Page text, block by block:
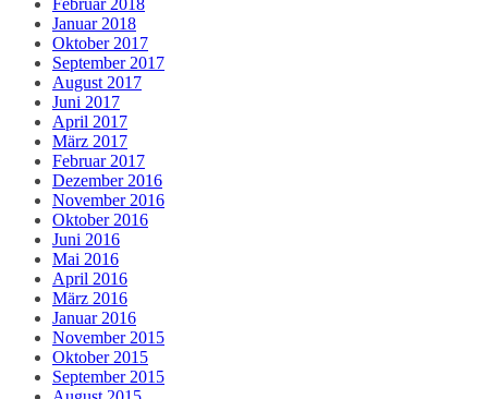
Januar 2018
Oktober 2017
September 2017
August 2017
Juni 2017
April 2017
März 2017
Februar 2017
Dezember 2016
November 2016
Oktober 2016
Juni 2016
Mai 2016
April 2016
März 2016
Januar 2016
November 2015
Oktober 2015
September 2015